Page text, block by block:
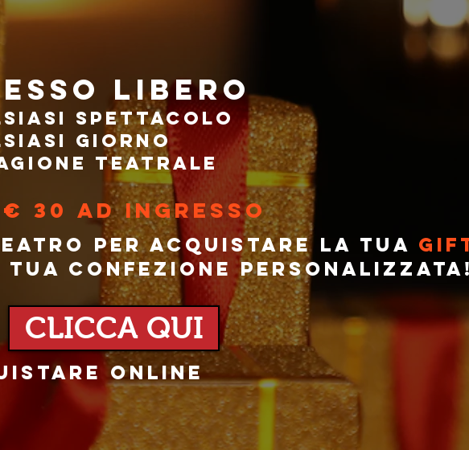
LIBERO
SPETTACOLO
GIORNO
TEATRALE
€ 30 AD INGRESSO
PER ACQUISTARE LA TUA
CONFEZIONE PERSONALIZZATA!
CLICCA QUI
ONLINE